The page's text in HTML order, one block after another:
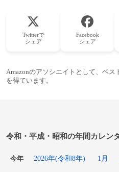
Twitterで
シェア
Facebook
シェア
Amazonのアソシエイトとして、ベ
を得ています。
令和・平成・昭和の年間カレン
今年 2026年(令和8年) 1月